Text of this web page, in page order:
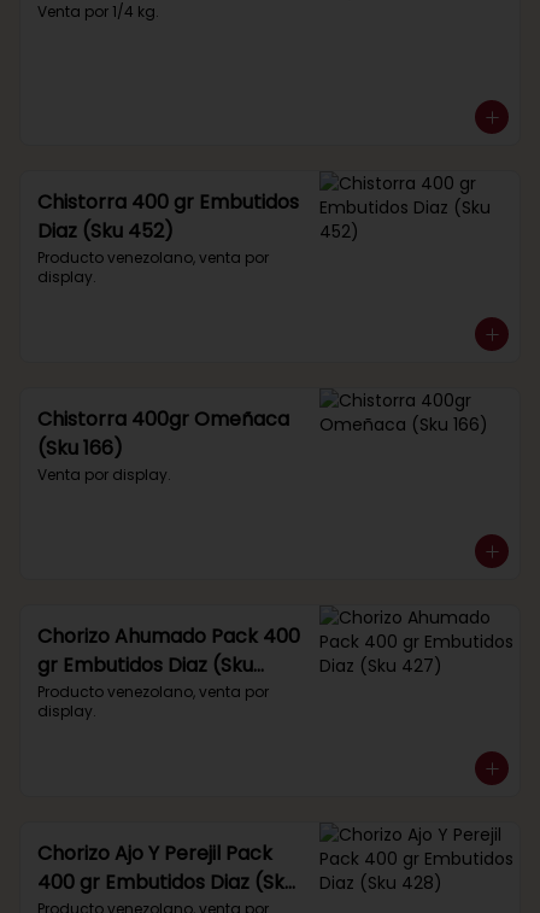
Venta por 1/4 kg.
Chistorra 400 gr Embutidos
Diaz (Sku 452)
Producto venezolano, venta por
display.
Chistorra 400gr Omeñaca
(Sku 166)
Venta por display.
Chorizo Ahumado Pack 400
gr Embutidos Diaz (Sku
427)
Producto venezolano, venta por
display.
Chorizo Ajo Y Perejil Pack
400 gr Embutidos Diaz (Sku
Producto venezolano, venta por